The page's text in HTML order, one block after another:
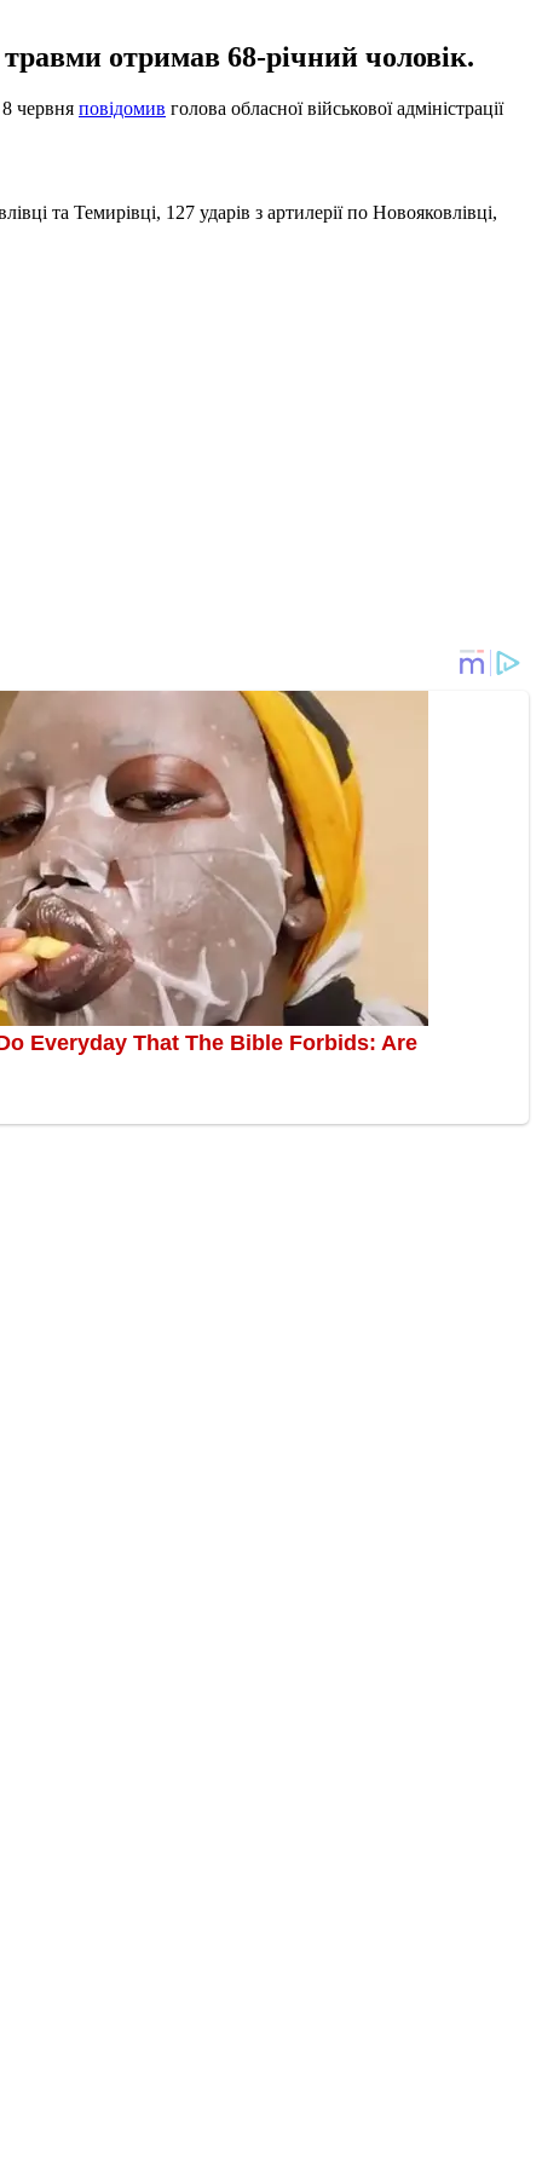
отримав 68-річний чоловік.
червня повідомив голова обласної військової адміністрації
та Темирівці, 127 ударів з артилерії по Новояковлівці,